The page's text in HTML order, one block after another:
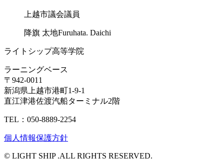
上越市議会議員
降旗 太地Furuhata. Daichi
ライトシップ高等学院
ラーニングベース
〒942-0011
新潟県上越市港町1-9-1
直江津港佐渡汽船ターミナル2階
TEL：050-8889-2254
個人情報保護方針
© LIGHT SHIP .ALL RIGHTS RESERVED.